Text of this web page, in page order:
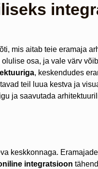
mis aitab teie eramaja
osa, ja vale värv
, keskendudes
teil luua kestva ja
ja saavutada
keskkonnaga.
integratsioon